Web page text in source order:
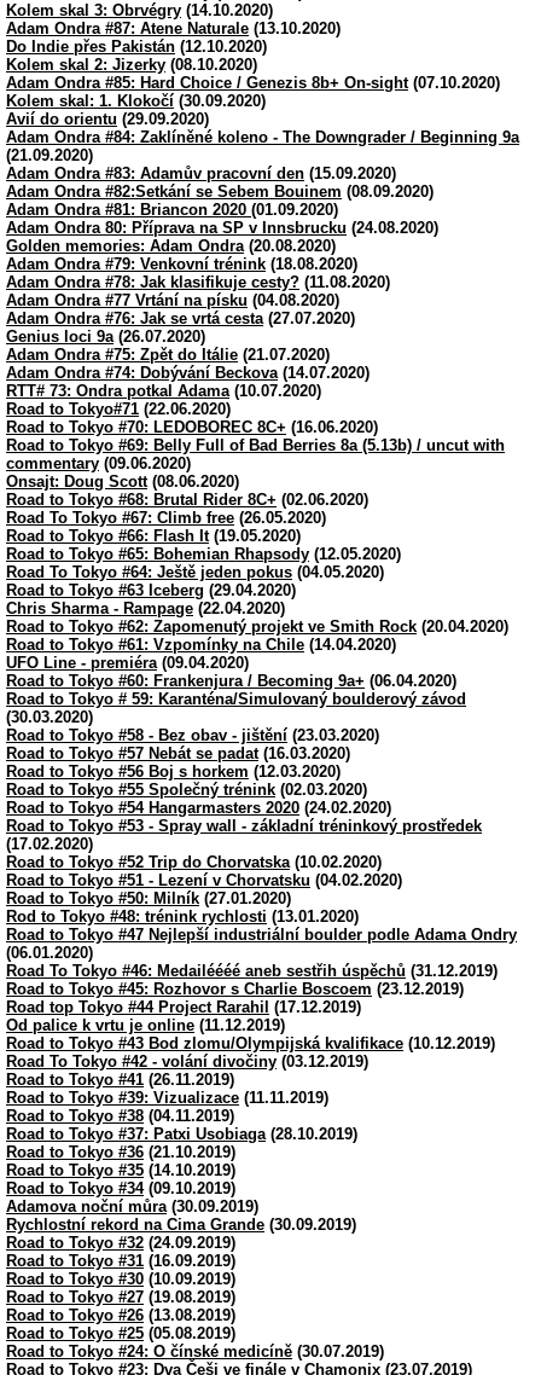
Kolem skal 3: Obrvégry (14.10.2020)
Adam Ondra #87: Atene Naturale (13.10.2020)
Do Indie přes Pakistán (12.10.2020)
Kolem skal 2: Jizerky (08.10.2020)
Adam Ondra #85: Hard Choice / Genezis 8b+ On-sight(07.10.2020)
Kolem skal: 1. Klokočí (30.09.2020)
Avií do orientu (29.09.2020)
Adam Ondra #84: Zaklíněné koleno - The Downgrader / Beginning 9a
(21.09.2020)
Adam Ondra #83: Adamův pracovní den (15.09.2020)
Adam Ondra #82:Setkání se Sebem Bouinem (08.09.2020)
Adam Ondra #81: Briancon 2020 (01.09.2020)
Adam Ondra 80: Příprava na SP v Innsbrucku (24.08.2020)
Golden memories: Adam Ondra (20.08.2020)
Adam Ondra #79: Venkovní trénink (18.08.2020)
Adam Ondra #78: Jak klasifikuje cesty? (11.08.2020)
Adam Ondra #77 Vrtání na písku (04.08.2020)
Adam Ondra #76: Jak se vrtá cesta (27.07.2020)
Genius loci 9a (26.07.2020)
Adam Ondra #75: Zpět do Itálie (21.07.2020)
Adam Ondra #74: Dobývání Beckova (14.07.2020)
RTT# 73: Ondra potkal Adama (10.07.2020)
Road to Tokyo#71 (22.06.2020)
Road to Tokyo #70: LEDOBOREC 8C+ (16.06.2020)
Road to Tokyo #69: Belly Full of Bad Berries 8a (5.13b) / uncut with
commentary (09.06.2020)
Onsajt: Doug Scott(08.06.2020)
Road to Tokyo #68: Brutal Rider 8C+ (02.06.2020)
Road To Tokyo #67: Climb free (26.05.2020)
Road to Tokyo #66: Flash It(19.05.2020)
Road to Tokyo #65: Bohemian Rhapsody (12.05.2020)
Road To Tokyo #64: Ještě jeden pokus (04.05.2020)
Road to Tokyo #63 Iceberg (29.04.2020)
Chris Sharma - Rampage (22.04.2020)
Road to Tokyo #62: Zapomenutý projekt ve Smith Rock (20.04.2020)
Road to Tokyo #61: Vzpomínky na Chile (14.04.2020)
UFO Line - premiéra (09.04.2020)
Road to Tokyo #60: Frankenjura / Becoming 9a+ (06.04.2020)
Road to Tokyo # 59: Karanténa/Simulovaný boulderový závod
(30.03.2020)
Road to Tokyo #58 - Bez obav - jištění (23.03.2020)
Road to Tokyo #57 Nebát se padat(16.03.2020)
Road to Tokyo #56 Boj s horkem (12.03.2020)
Road to Tokyo #55 Společný trénink (02.03.2020)
Road to Tokyo #54 Hangarmasters 2020 (24.02.2020)
Road to Tokyo #53 - Spray wall - základní tréninkový prostředek
(17.02.2020)
Road to Tokyo #52 Trip do Chorvatska (10.02.2020)
Road to Tokyo #51 - Lezení v Chorvatsku (04.02.2020)
Road to Tokyo #50: Milník (27.01.2020)
Rod to Tokyo #48: trénink rychlosti (13.01.2020)
Road to Tokyo #47 Nejlepší industriální boulder podle Adama Ondry
(06.01.2020)
Road To Tokyo #46: Medailéééé aneb sestřih úspěchů (31.12.2019)
Road to Tokyo #45: Rozhovor s Charlie Boscoem (23.12.2019)
Road top Tokyo #44 Project Rarahil (17.12.2019)
Od palice k vrtu je online (11.12.2019)
Road to Tokyo #43 Bod zlomu/Olympijská kvalifikace (10.12.2019)
Road To Tokyo #42 - volání divočiny (03.12.2019)
Road to Tokyo #41 (26.11.2019)
Road to Tokyo #39: Vizualizace (11.11.2019)
Road to Tokyo #38 (04.11.2019)
Road to Tokyo #37: Patxi Usobiaga (28.10.2019)
Road to Tokyo #36 (21.10.2019)
Road to Tokyo #35 (14.10.2019)
Road to Tokyo #34(09.10.2019)
Adamova noční můra (30.09.2019)
Rychlostní rekord na Cima Grande (30.09.2019)
Road to Tokyo #32 (24.09.2019)
Road to Tokyo #31 (16.09.2019)
Road to Tokyo #30 (10.09.2019)
Road to Tokyo #27 (19.08.2019)
Road to Tokyo #26 (13.08.2019)
Road to Tokyo #25 (05.08.2019)
Road to Tokyo #24: O čínské medicíně (30.07.2019)
Road to Tokyo #23: Dva Češi ve finále v Chamonix (23.07.2019)